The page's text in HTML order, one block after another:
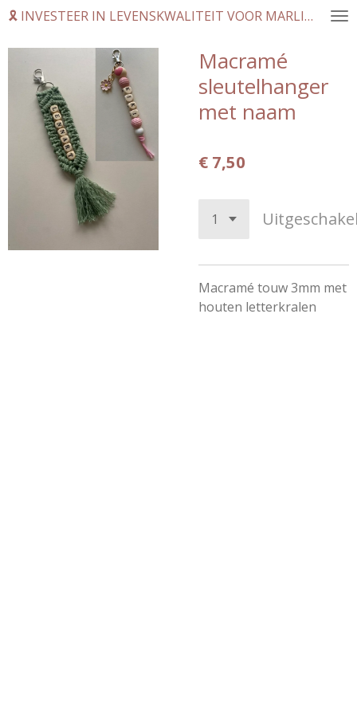
Ga
hoofdinhoud
🎗️ INVESTEER IN LEVENSKWALITEIT VOOR MARLINDE
Macramé
sleutelhanger
met naam
€ 7,50
Macramé touw 3mm met
houten letterkralen